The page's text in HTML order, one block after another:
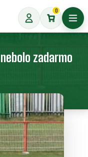
0
zadarmo